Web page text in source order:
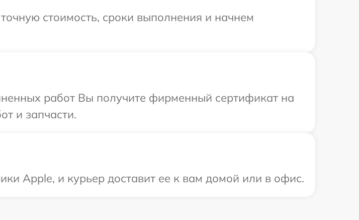
стоимость, сроки выполнения и начнем
работ Вы получите фирменный сертификат на
и запчасти.
Apple, и курьер доставит ее к вам домой или в офис.